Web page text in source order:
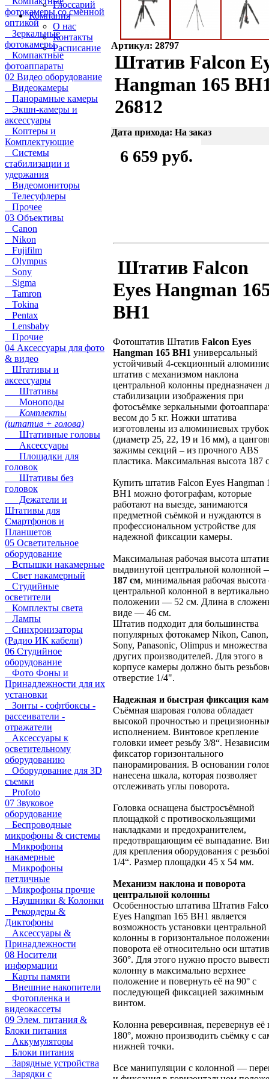
Глоссарий
Компания
О нас
Контакты
Расписание
фотокамеры со сменной
оптикой
Зеркальные
фотокамеры
Компактные
фотоаппараты
02 Видео оборудование
Видеокамеры
Панорамные камеры
Экшн-камеры и
аксессуары
Коптеры и
Комплектующие
Системы
стабилизации и
удержания
Видеомониторы
Телесуфлеры
Прочее
03 Объективы
Canon
Nikon
Fujifilm
Olympus
Sony
Sigma
Tamron
Tokina
Pentax
Lensbaby
Прочие
04 Аксессуары для фото
& видео
Штативы и
аксессуары
Штативы
Моноподы
Комплекты
(штатив + голова)
Штативные головы
Аксессуары
Площадки для
головок
Штативы без
головок
Дежатели и
Штативы для
Смартфонов и
Планшетов
05 Осветительное
оборудование
Вспышки накамерные
Свет накамерный
Студийные
осветители
Комплекты света
Лампы
Синхронизаторы
(Радио ИК кабели)
06 Студийное
оборудование
Фото Фоны и
Принадлежности для их
установки
Зонты - софтбоксы -
рассеиватели -
отражатели
Аксессуары к
осветительному
оборудованию
Оборудование для 3D
съемки
Profoto
07 Звуковое
оборудование
Беспроводные
микрофоны & системы
Микрофоны
накамерные
Микрофоны
петличные
Микрофоны прочие
Наушники & Колонки
Рекордеры &
Диктофоны
Аксессуары &
Принадлежности
08 Носители
информации
Карты памяти
Внешние накопители
Фотопленка и
видеокассеты
09 Элем. питания &
Блоки питания
Аккумуляторы
Блоки питания
Зарядные устройства
Зарядки с
Артикул: 28797
Штатив Falcon
Hangman 165
26812
Дата прихода: На заказ
6 659 руб.
Штатив Falcon
Eyes Hangman
BH1
Фотоштатив Штатив Falcon Eyes
Hangman 165 BH1 универсальный
устойчивый 4-секционный
штатив с механизмом наклона
центральной колонны предназначен
стабилизации изображения при
фотосъёмке зеркальными
весом до 5 кг. Ножки штатива
изготовлены из алюминиевых трубок
(диаметр 25, 22, 19 и 16 мм), а
зажимы секций – из прочного ABS
пластика. Максимальная высота 187
Купить штатив Falcon Eyes Hangman
BH1 можно фотографам, которые
работают на выезде, занимаются
предметной съёмкой и нуждаются в
профессиональном устройстве для
надежной фиксации камеры.
Максимальная рабочая высота
выдвинутой центральной колонной
187 см, минимальная рабочая высота
центральной колонной в
положении — 52 см. Длина в
виде — 46 см.
Штатив подходит для большинства
популярных фотокамер Nikon, Canon,
Sony, Panasonic, Olimpus и множества
других производителей. Для этого в
корпусе камеры должно быть
отверстие 1/4".
Надежная и быстрая фиксация
Съёмная шаровая голова обладает
высокой прочностью и
исполнением. Винтовое крепление
головки имеет резьбу 3/8“.
фиксатор горизонтального
панорамирования. В основании
нанесена шкала, которая позволяет
отслеживать углы поворота.
Головка оснащена быстросъёмной
площадкой с противоскользящими
накладками и предохранителем,
предотвращающим её выпадание.
для крепления оборудования с
1/4“. Размер площадки 45 х 54 мм.
Механизм наклона и поворота
центральной колонны
Особенностью штатива Штатив
Eyes Hangman 165 BH1 является
возможность установки центральной
колонны в горизонтальное
поворота её относительно оси
360°. Для этого нужно просто
колонну в максимально верхнее
положение и повернуть её на 90° с
последующей фиксацией зажимным
винтом.
Колонна реверсивная, перевернув её
180°, можно производить съёмку с
нижней точки.
Все манипуляции с колонной —